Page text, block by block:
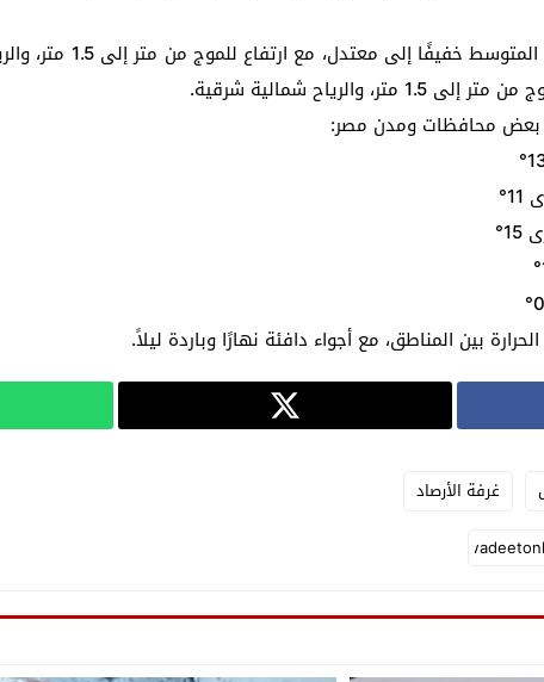
أما عن حالة
شمالية شرقية.
بعض محافظات ومدن مصر:
بين المناطق، مع أجواء دافئة نهارًا وباردة ليلاً.
غرفة الأرصاد